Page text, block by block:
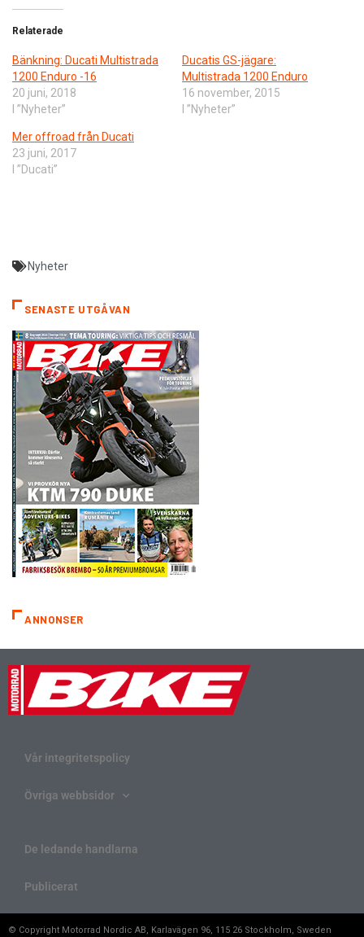
Relaterade
Bänkning: Ducati Multistrada
1200 Enduro -16
20 juni, 2018
I ”Nyheter”
Ducatis GS-jägare:
Multistrada 1200 Enduro
16 november, 2015
I ”Nyheter”
Mer offroad från Ducati
23 juni, 2017
I ”Ducati”
Nyheter
SENASTE UTGÅVAN
ANNONSER
Vår integritetspolicy
Övriga webbsidor
De ledande handlarna
Publicerat
© Copyright Motorrad Nordic AB, Karlavägen 96, 115 26 Stockholm, Sweden